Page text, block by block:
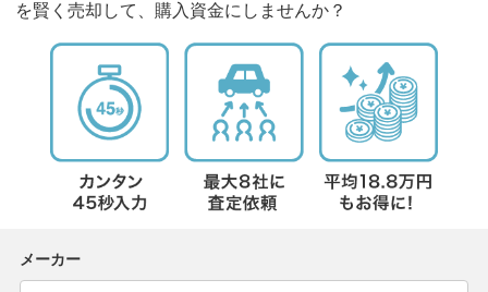
を賢く売却して、購入資金にしませんか？
メーカー